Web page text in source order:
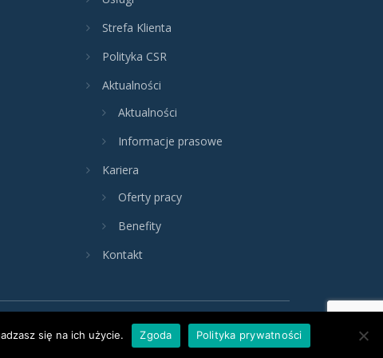
Strefa Klienta
Polityka CSR
Aktualności
Aktualności
Informacje prasowe
Kariera
Oferty pracy
Benefity
Kontakt
się na ich użycie. Zgoda Polityka prywatności